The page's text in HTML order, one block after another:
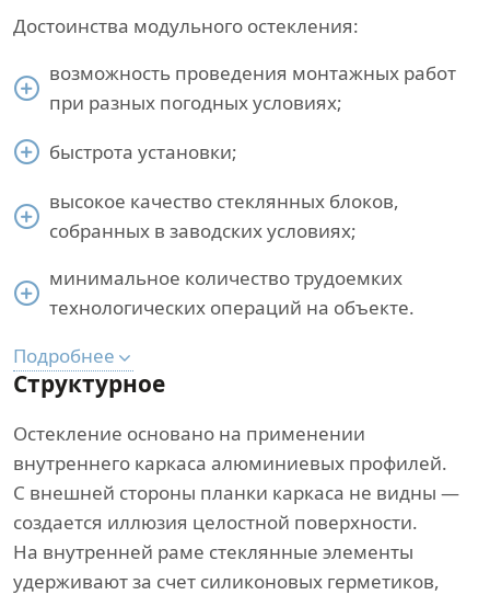
Достоинства модульного остекления:
возможность проведения монтажных работ
при разных погодных условиях;
быстрота установки;
высокое качество стеклянных блоков,
собранных в заводских условиях;
минимальное количество трудоемких
технологических операций на объекте.
Подробнее
Структурное
Остекление основано на применении
внутреннего каркаса алюминиевых профилей.
С внешней стороны планки каркаса не видны —
создается иллюзия целостной поверхности.
На внутренней раме стеклянные элементы
удерживают за счет силиконовых герметиков,